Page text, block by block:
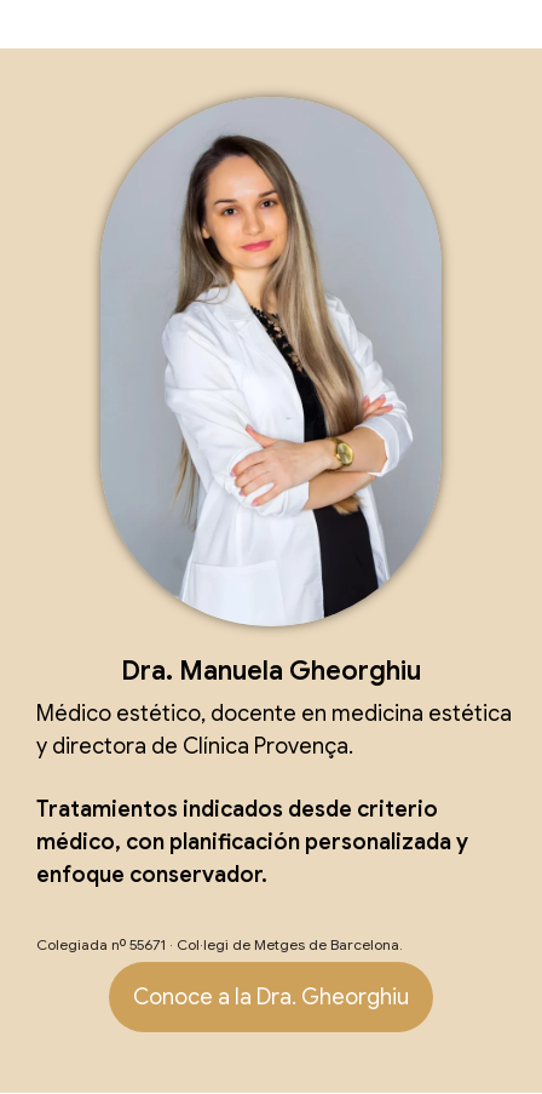
Dra. Manuela Gheorghiu
Médico estético, docente en medicina estética
y directora de Clínica Provença.
Tratamientos indicados desde criterio
médico, con planificación personalizada y
enfoque conservador.
Colegiada nº 55671 · Col·legi de Metges de Barcelona.
Conoce a la Dra. Gheorghiu